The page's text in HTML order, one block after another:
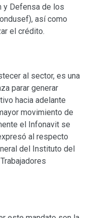
y Defensa de los
así como
el crédito.
al sector, es una
parar generar
hacia adelante
movimiento de
el Infonavit se
al respecto
del Instituto del